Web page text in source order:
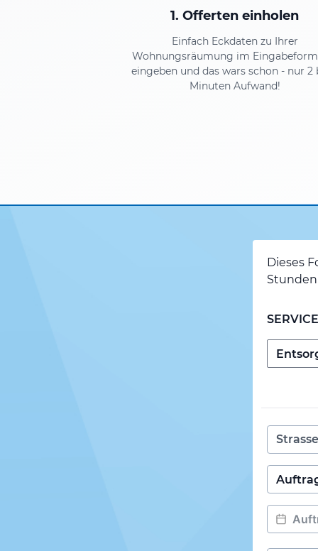
1. Offerten einholen
Einfach Eckdaten zu Ihrer
Wohnungsräumung im
eingeben und das wars schon - nur 2
Minuten Aufwand!
Dieses